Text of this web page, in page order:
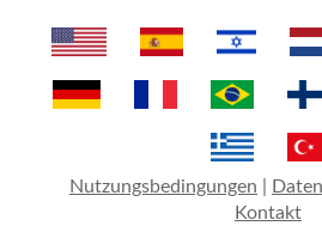
Nutzungsbedingungen
Kontakt